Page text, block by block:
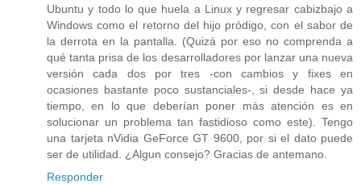
Ubuntu y todo lo que huela a Linux y regresar cabizbajo a
Windows como el retorno del hijo pródigo, con el sabor de
la derrota en la pantalla. (Quizá por eso no comprenda a
qué tanta prisa de los desarrolladores por lanzar una nueva
versión cada dos por tres -con cambios y fixes en
ocasiones bastante poco sustanciales-, si desde hace ya
tiempo, en lo que deberían poner más atención es en
solucionar un problema tan fastidioso como este). Tengo
una tarjeta nVidia GeForce GT 9600, por si el dato puede
ser de utilidad. ¿Algun consejo? Gracias de antemano.
Responder